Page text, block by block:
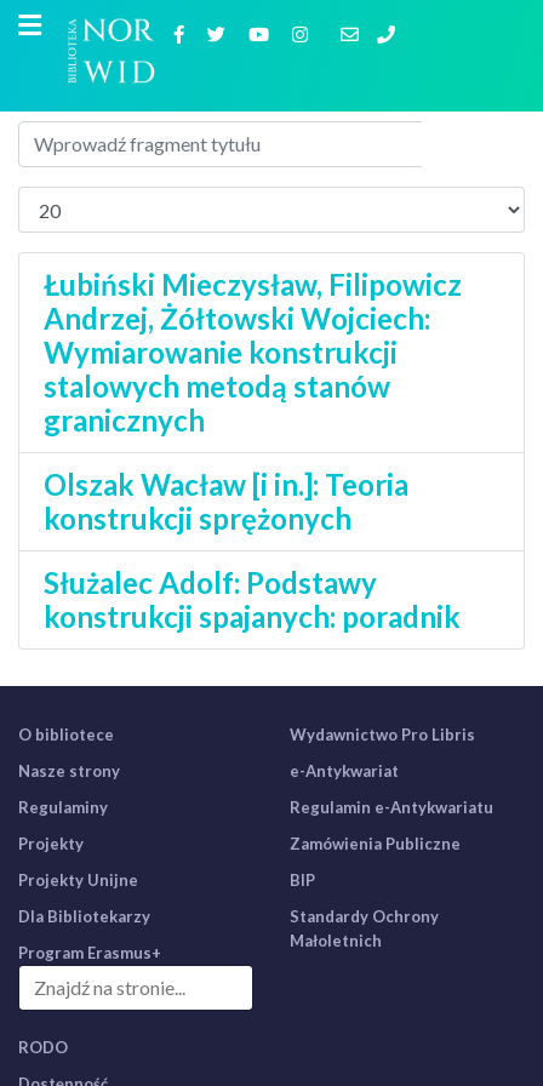
Łubiński Mieczysław, Filipowicz
Andrzej, Żółtowski Wojciech:
Wymiarowanie konstrukcji
stalowych metodą stanów
granicznych
Olszak Wacław [i in.]: Teoria
konstrukcji sprężonych
Służalec Adolf: Podstawy
konstrukcji spajanych: poradnik
O bibliotece
Nasze strony
Regulaminy
Projekty
Projekty Unijne
Dla Bibliotekarzy
Program Erasmus+
Wydawnictwo Pro Libris
e-Antykwariat
Regulamin e-Antykwariatu
Zamówienia Publiczne
BIP
Standardy Ochrony
Małoletnich
RODO